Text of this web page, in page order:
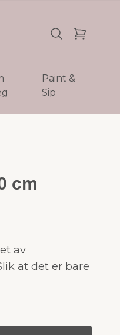
Paint &
Sip
cm
av
at det er bare